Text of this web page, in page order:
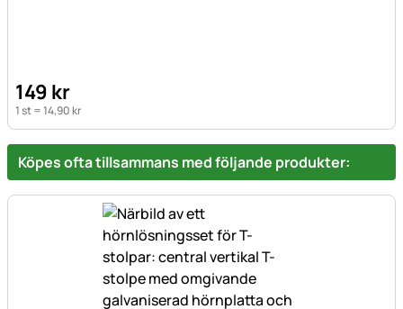
149 kr
1 st =14,90kr
Köpes ofta tillsammans med följande produkter: